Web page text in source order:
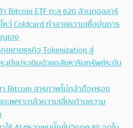
า Bitcoin ETF ทะลุ 620 ล้านดอลลาร์
หว่ Coldcard ทำลายความเชื่อมั่นการ
เอง
ขยายธุรกิจ Tokenization สู่
เบียประเดิมด้วยอสังหาริมทรัพย์ระดับ
Bitcoin สารภาพไม่กล้าถือครอง
ะเพราะกลัวความเสี่ยงด้านความ